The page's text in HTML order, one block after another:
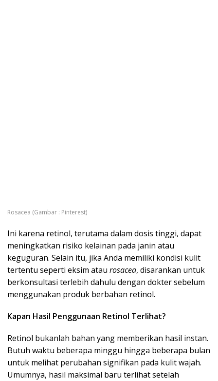
Rosacea (Gambar : Pinterest)
Ini karena retinol, terutama dalam dosis tinggi, dapat
meningkatkan risiko kelainan pada janin atau
keguguran. Selain itu, jika Anda memiliki kondisi kulit
tertentu seperti eksim atau rosacea, disarankan untuk
berkonsultasi terlebih dahulu dengan dokter sebelum
menggunakan produk berbahan retinol.
Kapan Hasil Penggunaan Retinol Terlihat?
Retinol bukanlah bahan yang memberikan hasil instan.
Butuh waktu beberapa minggu hingga beberapa bulan
untuk melihat perubahan signifikan pada kulit wajah.
Umumnya, hasil maksimal baru terlihat setelah